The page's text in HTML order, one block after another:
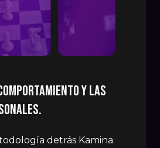
y las
detrás Kamina